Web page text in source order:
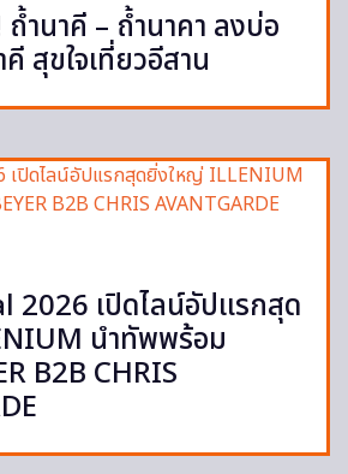
ถ้ำนาคี – ถ้ำนาคา ลงบ่อ
สุขใจเที่ยวอีสาน
2026 เปิดไลน์อัปแรกสุด
นำทัพพร้อม
B2B CHRIS